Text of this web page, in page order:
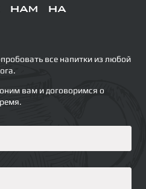
нам на
все напитки из любой
вам и договоримся о